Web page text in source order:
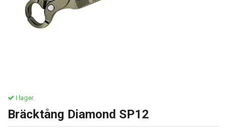
I lager.
Bräcktång Diamond SP12